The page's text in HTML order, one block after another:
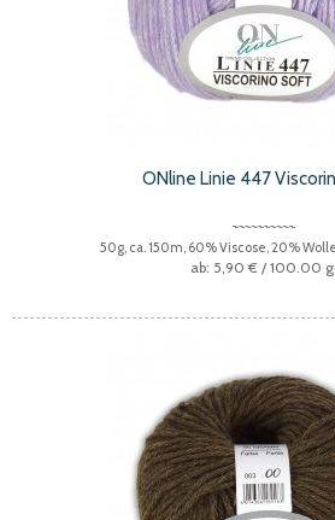
ONline Linie 447
50g, ca. 150m, 60% Viscose, 20%
5,90 € / 100.00